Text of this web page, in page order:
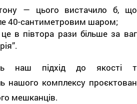
— цього вистачило б,
40-сантиметровим шаром;
в півтора рази більше за
наш підхід до якості
нашого комплексу
мешканців.